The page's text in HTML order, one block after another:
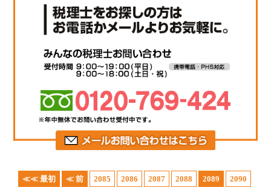
≪≪ 最初 ≪ 前 2085 2086 2087 2088 2089 2090